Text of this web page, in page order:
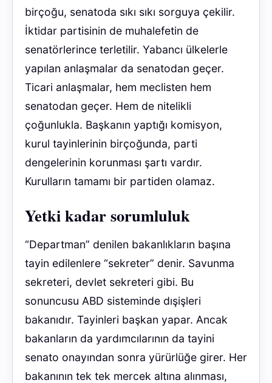
birçoğu, senatoda sıkı sıkı sorguya çekilir.
İktidar partisinin de muhalefetin de
senatörlerince terletilir. Yabancı ülkelerle
yapılan anlaşmalar da senatodan geçer.
Ticari anlaşmalar, hem meclisten hem
senatodan geçer. Hem de nitelikli
çoğunlukla. Başkanın yaptığı komisyon,
kurul tayinlerinin birçoğunda, parti
dengelerinin korunması şartı vardır.
Kurulların tamamı bir partiden olamaz.
Yetki kadar sorumluluk
“Departman” denilen bakanlıkların başına
tayin edilenlere “sekreter” denir. Savunma
sekreteri, devlet sekreteri gibi. Bu
sonuncusu ABD sisteminde dışişleri
bakanıdır. Tayinleri başkan yapar. Ancak
bakanların da yardımcılarının da tayini
senato onayından sonra yürürlüğe girer. Her
bakanının tek tek mercek altına alınması,